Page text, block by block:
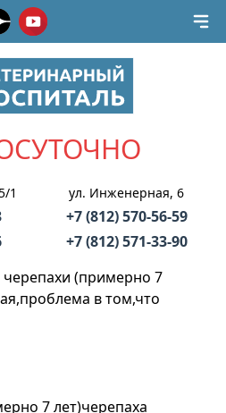
1 ул. Инженерная, 6
+7 (812) 570-56-59
+7 (812) 571-33-90
(примерно 7
в том,что
7 лет)черепаха